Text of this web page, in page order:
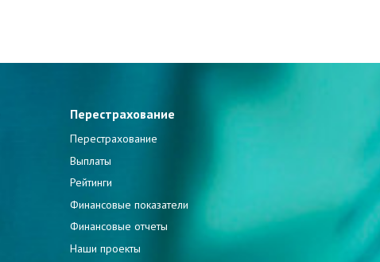
Перестрахование
Перестрахование
Выплаты
Рейтинги
Финансовые показатели
Финансовые отчеты
Наши проекты